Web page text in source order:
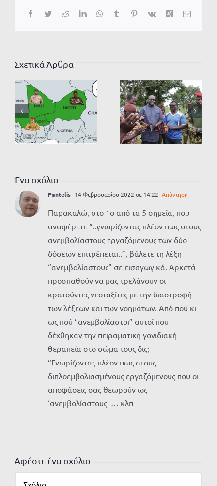
Facebook
TwitterRedditLinkedInWhatsApp
TumblrPinterest
Vk Xing Email
Σχετικά Άρθρα
Ένα σχόλιο
Pantelis 14 Φεβρουαρίου 2022 σε 14:22- Απάντηση
Παρακαλώ, στο 1ο από τα 5 σημεία, που
αναφέρετε “..γνωρίζοντας πλέον πως στους
ανεμβολίαστους εργαζόμενους των δύο
δόσεων επιτρέπεται..”, βάλετε τη λέξη
“ανεμβολίαστους” σε εισαγωγικά. Αρκετά
προσπαθούν να μας τρελάνουν οι
κρατούντες νεοταξίτες με την διαστροφή
των λέξεων και των νοημάτων. Από πού κι
ως πού “ανεμβολίαστοι” αυτοί που
δέχθηκαν την πειραματική γονιδιακή
θεραπεία στο σώμα τους δις;
“Γνωρίζοντας πλέον πως στους
διπλοεμβολιασμένους εργαζόμενους που οι
αποφάσεις σας θεωρούν ως
‘ανεμβολίαστους’ … κλπ
Αφήστε ένα σχόλιο